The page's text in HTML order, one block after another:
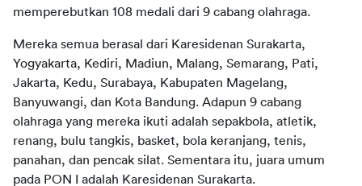
memperebutkan 108 medali dari 9 cabang olahraga.
Mereka semua berasal dari Karesidenan Surakarta,
Yogyakarta, Kediri, Madiun, Malang, Semarang, Pati,
Jakarta, Kedu, Surabaya, Kabupaten Magelang,
Banyuwangi, dan Kota Bandung. Adapun 9 cabang
olahraga yang mereka ikuti adalah sepakbola, atletik,
renang, bulu tangkis, basket, bola keranjang, tenis,
panahan, dan pencak silat. Sementara itu, juara umum
pada PON I adalah Karesidenan Surakarta.